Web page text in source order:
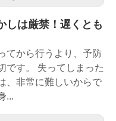
しは厳禁！遅くとも
てから行うより、予防
です。 失ってしまった
、非常に難しいからで
...